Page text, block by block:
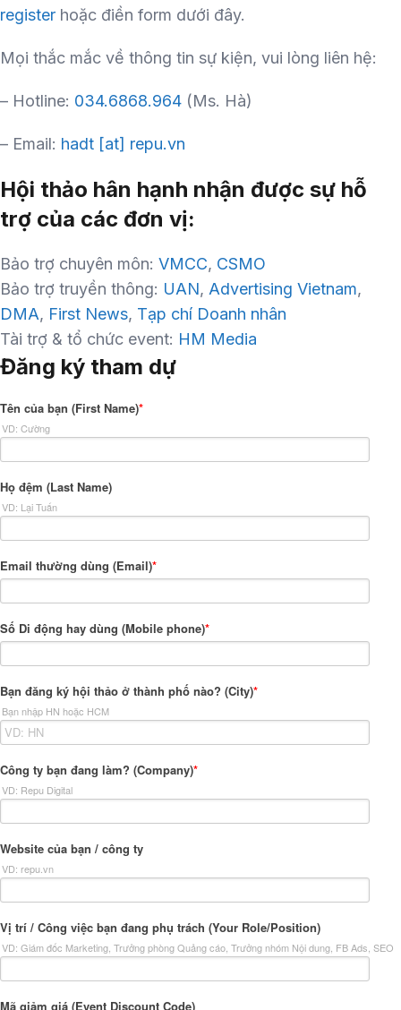
register hoặc điền form dưới đây.
Mọi thắc mắc về thông tin sự kiện, vui lòng liên hệ:
– Hotline: 034.6868.964 (Ms. Hà)
– Email: hadt [at] repu.vn
Hội thảo hân hạnh nhận được sự hỗ
trợ của các đơn vị:
Bảo trợ chuyên môn: VMCC, CSMO
Bảo trợ truyền thông: UAN, Advertising Vietnam,
DMA, First News, Tạp chí Doanh nhân
Tài trợ & tổ chức event: HM Media
Đăng ký tham dự